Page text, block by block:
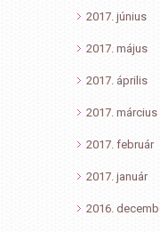
2017. június
2017. május
2017. április
2017. március
2017. február
2017. január
2016.